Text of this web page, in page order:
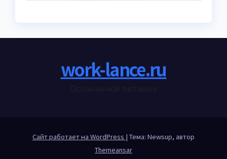
work-lance.ru
Сайт работает на WordPress | Тема: Newsup, автор
Themeansar